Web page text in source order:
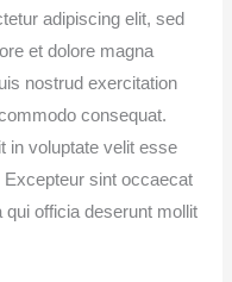
adipiscing elit, sed
et dolore magna
nostrud exercitation
consequat.
in voluptate velit esse
Excepteur sint occaecat
qui officia deserunt mollit